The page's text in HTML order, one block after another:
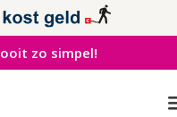
zo simpel!